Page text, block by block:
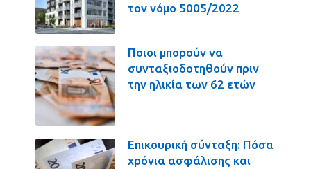
τον νόμο 5005/2022
Ποιοι μπορούν να
συνταξιοδοτηθούν πριν
την ηλικία των 62 ετών
Επικουρική σύνταξη: Πόσα
χρόνια ασφάλισης και